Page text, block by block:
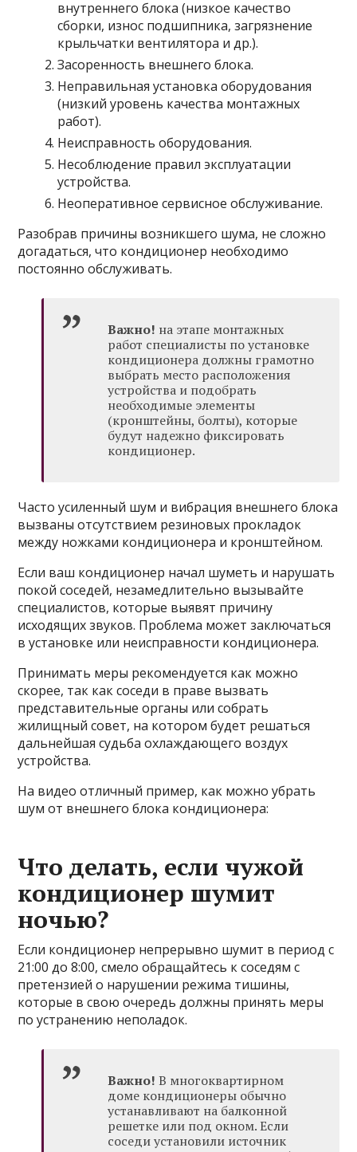
внутреннего блока (низкое качество
сборки, износ подшипника, загрязнение
крыльчатки вентилятора и др.).
Засоренность внешнего блока.
Неправильная установка оборудования
(низкий уровень качества монтажных
работ).
Неисправность оборудования.
Несоблюдение правил эксплуатации
устройства.
Неоперативное сервисное обслуживание.
Разобрав причины возникшего шума, не сложно
догадаться, что кондиционер необходимо
постоянно обслуживать.
Важно! на этапе монтажных
работ специалисты по установке
кондиционера должны грамотно
выбрать место расположения
устройства и подобрать
необходимые элементы
(кронштейны, болты), которые
будут надежно фиксировать
кондиционер.
Часто усиленный шум и вибрация внешнего блока
вызваны отсутствием резиновых прокладок
между ножками кондиционера и кронштейном.
Если ваш кондиционер начал шуметь и нарушать
покой соседей, незамедлительно вызывайте
специалистов, которые выявят причину
исходящих звуков. Проблема может заключаться
в установке или неисправности кондиционера.
Принимать меры рекомендуется как можно
скорее, так как соседи в праве вызвать
представительные органы или собрать
жилищный совет, на котором будет решаться
дальнейшая судьба охлаждающего воздух
устройства.
На видео отличный пример, как можно убрать
шум от внешнего блока кондиционера:
Что делать, если чужой
кондиционер шумит
ночью?
Если кондиционер непрерывно шумит в период с
21:00 до 8:00, смело обращайтесь к соседям с
претензией о нарушении режима тишины,
которые в свою очередь должны принять меры
по устранению неполадок.
Важно! В многоквартирном
доме кондиционеры обычно
устанавливают на балконной
решетке или под окном. Если
соседи установили источник